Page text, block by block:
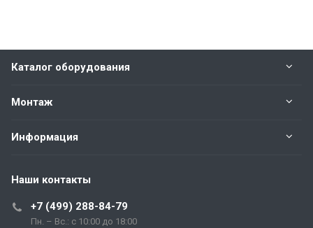
Каталог оборудования
Монтаж
Информация
Наши контакты
+7 (499) 288-84-79
Пн. – Вс.: с 10:00 до 18:00